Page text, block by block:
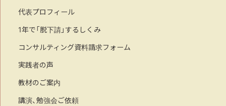
代表プロフィール
1年で「脱下請」するしくみ
コンサルティング資料請求フォーム
実践者の声
教材のご案内
講演、勉強会ご依頼